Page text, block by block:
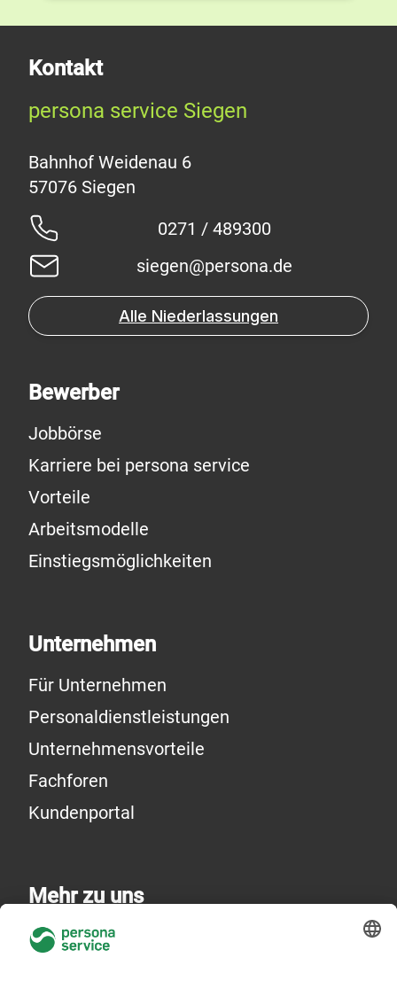
Kontakt
persona service Siegen
Bahnhof Weidenau 6
0271 / 489300
siegen@persona.de
Alle Niederlassungen
Bewerber
Jobbörse
Karriere bei persona service
Vorteile
Arbeitsmodelle
Einstiegsmöglichkeiten
Unternehmen
Für Unternehmen
Personaldienstleistungen
Unternehmensvorteile
Fachforen
Kundenportal
Mehr zu uns
Über uns